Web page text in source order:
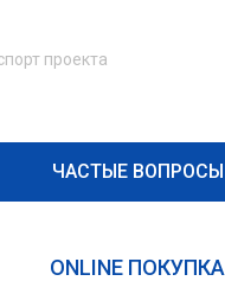
проекта
ЧАСТЫЕ ВОПРОСЫ
ONLINE ПОКУПКА